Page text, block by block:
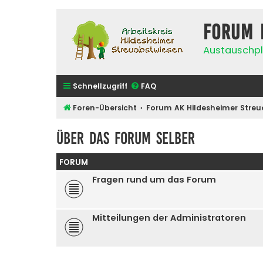
Schnellzugriff FAQ
Foren-Übersicht Forum AK Hildesheimer
Über das Forum selber
FORUM
Fragen rund um das Forum
Mitteilungen der Administratoren